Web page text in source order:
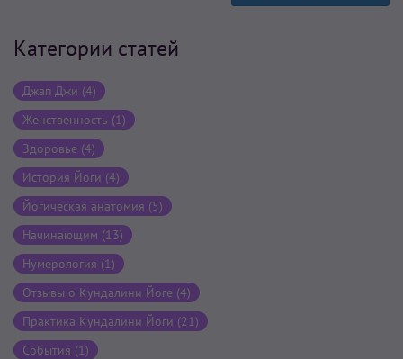
Категории статей
Джап Джи (4)
Женственность (1)
Здоровье (4)
История Йоги (4)
Йогическая анатомия (5)
Начинающим (13)
Нумерология (1)
Отзывы о Кундалини Йоге (4)
Практика Кундалини Йоги (21)
События (1)